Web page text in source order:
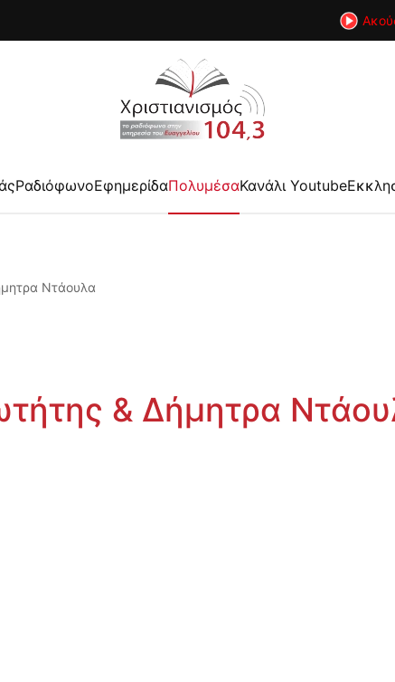
ΡαδιόφωνοΕφημερίδαΠολυμέσαΚανάλι Youtube
Ντάουλα
& Δήμητρα